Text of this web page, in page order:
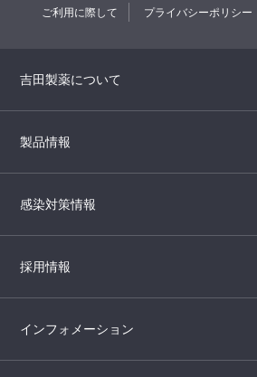
ご利用に際して プライバシーポリシー
吉田製薬について
製品情報
感染対策情報
採用情報
インフォメーション